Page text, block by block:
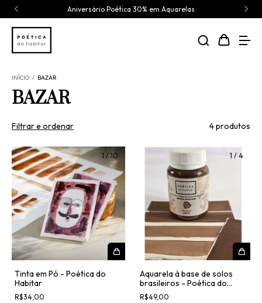
Aniversário Poética 30% em Aquarelas
INÍCIO / BAZAR
BAZAR
Filtrar e ordenar 4 produtos
1 /10
Tinta em Pó - Poética do
Habitar
R$34,00
1 / 4
Aquarela à base de solos
brasileiros - Poética do
Habitar
R$49,00